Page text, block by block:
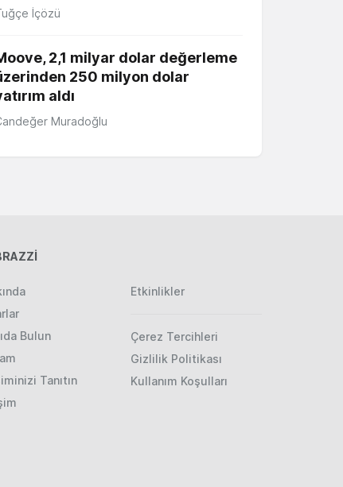
İçözü
2,1 milyar dolar değerleme
250 milyon dolar
aldı
Muradoğlu
Bulun
Tanıtın
Etkinlikler
Çerez Tercihleri
Gizlilik Politikası
Kullanım Koşulları